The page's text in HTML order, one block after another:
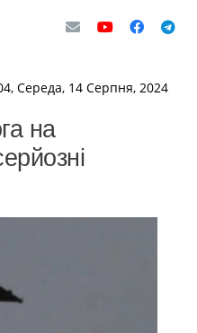
Середа, 14 Серпня, 2024
на